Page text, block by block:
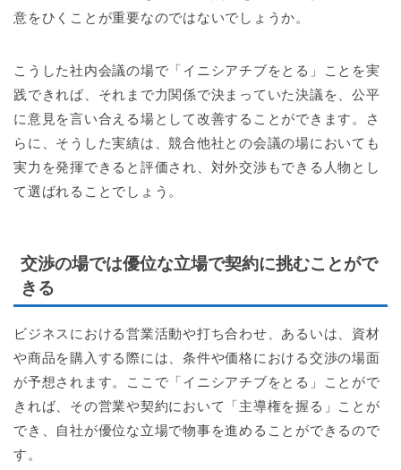
意をひくことが重要なのではないでしょうか。
こうした社内会議の場で「イニシアチブをとる」ことを実
践できれば、それまで力関係で決まっていた決議を、公平
に意見を言い合える場として改善することができます。さ
らに、そうした実績は、競合他社との会議の場においても
実力を発揮できると評価され、対外交渉もできる人物とし
て選ばれることでしょう。
交渉の場では優位な立場で契約に挑むことがで
きる
ビジネスにおける営業活動や打ち合わせ、あるいは、資材
や商品を購入する際には、条件や価格における交渉の場面
が予想されます。ここで「イニシアチブをとる」ことがで
きれば、その営業や契約において「主導権を握る」ことが
でき、自社が優位な立場で物事を進めることができるので
す。